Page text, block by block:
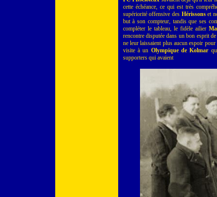
cette échéance, ce qui est très
supériorité offensive des Hérissonset
but à son compteur, tandis que ses
compléter le tableau, le fidèle ailier
rencontre disputée dans un bon esprit
ne leur laissaient plus aucun espoir
visite à un Olympique de Kolmar
supporters qui avaient